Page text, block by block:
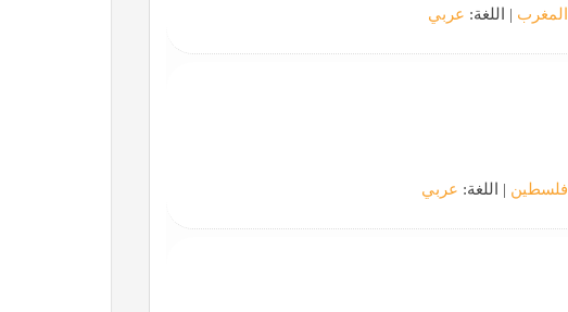
المغرب | اللغة: عربي
فلسطين | اللغة: عربي